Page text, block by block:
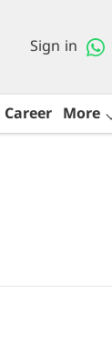
Sign in
Career More